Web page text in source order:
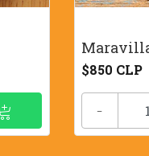
$850 CLP
-